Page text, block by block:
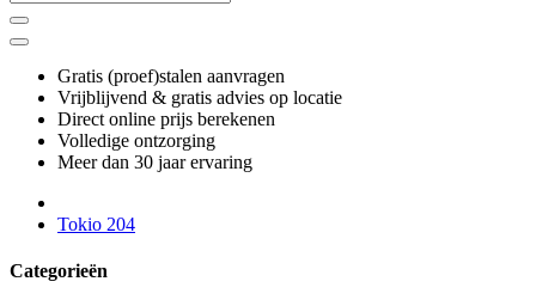
Gratis (proef)stalen aanvragen
Vrijblijvend & gratis advies op locatie
Direct online prijs berekenen
Volledige ontzorging
Meer dan 30 jaar ervaring
Tokio 204
Categorieën